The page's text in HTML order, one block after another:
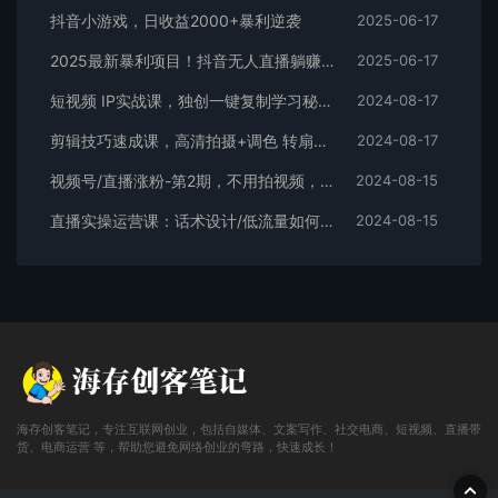
抖音小游戏，日收益2000+暴利逆袭 2025-06-17
2025最新暴利项目！抖音无人直播躺赚攻略！抖音无人直播3.0玩法！0门槛… 2025-06-17
短视频 IP实战课，独创一键复制学习秘籍，转战新领域，月赚五万轻松行 2024-08-17
剪辑技巧速成课，高清拍摄+调色 转扇子，建筑-抠图精通，新手秒变剪辑专家 2024-08-17
视频号/直播涨粉-第2期，不用拍视频，不用卖货，在直播间做菜，就可以搞钱 2024-08-15
直播实操运营课：话术设计/低流量如何提升/话术框架/全场燃爆/非常干货 2024-08-15
海存创客笔记，专注互联网创业，包括自媒体、文案写作、社交电商、短视频、直播带
货、电商运营 等，帮助您避免网络创业的弯路，快速成长！